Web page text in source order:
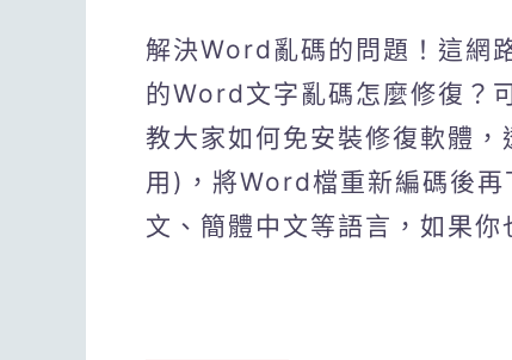
解決Word亂碼的問題！這網
的Word文字亂碼怎麼修復？
教大家如何免安裝修復軟體
用)，將Word檔重新編碼後再
文、簡體中文等語言，如果你